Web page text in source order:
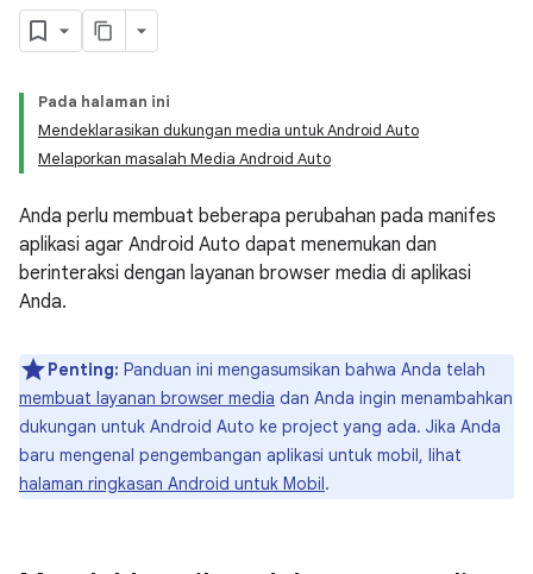
Pada halaman ini
Mendeklarasikan dukungan media untuk Android Auto
Melaporkan masalah Media Android Auto
Anda perlu membuat beberapa perubahan pada manifes
aplikasi agar Android Auto dapat menemukan dan
berinteraksi dengan layanan browser media di aplikasi
Anda.
Penting: Panduan ini mengasumsikan bahwa Anda telah
membuat layanan browser media dan Anda ingin menambahkan
dukungan untuk Android Auto ke project yang ada. Jika Anda
baru mengenal pengembangan aplikasi untuk mobil, lihat
halaman ringkasan Android untuk Mobil.